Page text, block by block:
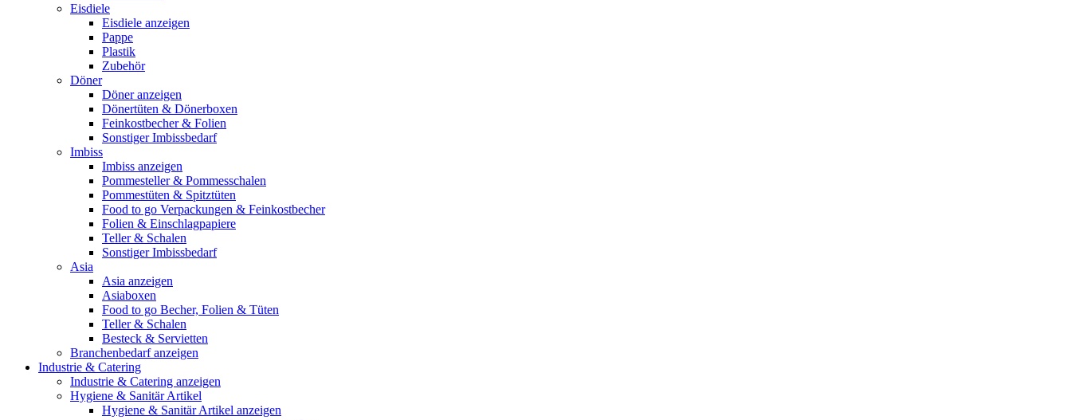
Eisdiele
Eisdiele anzeigen
Pappe
Plastik
Zubehör
Döner
Döner anzeigen
Dönertüten & Dönerboxen
Feinkostbecher & Folien
Sonstiger Imbissbedarf
Imbiss
Imbiss anzeigen
Pommesteller & Pommesschalen
Pommestüten & Spitztüten
Food to go Verpackungen & Feinkostbecher
Folien & Einschlagpapiere
Teller & Schalen
Sonstiger Imbissbedarf
Asia
Asia anzeigen
Asiaboxen
Food to go Becher, Folien & Tüten
Teller & Schalen
Besteck & Servietten
Branchenbedarf anzeigen
Industrie & Catering
Industrie & Catering anzeigen
Hygiene & Sanitär Artikel
Hygiene & Sanitär Artikel anzeigen